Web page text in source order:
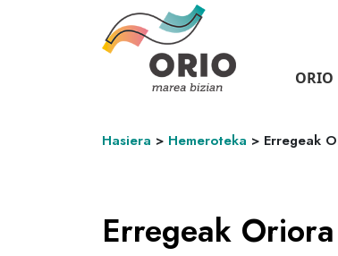
ORIO
Hasiera > Hemeroteka > Erregeak
Erregeak